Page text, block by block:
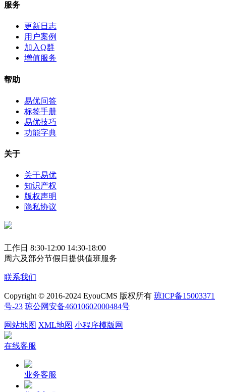
服务
更新日志
用户案例
加入Q群
增值服务
帮助
易优问答
标签手册
易优技巧
功能字典
关于
关于易优
知识产权
版权声明
隐私协议
工作日 8:30-12:00 14:30-18:00
周六及部分节假日提供值班服务
联系我们
Copyright © 2016-2024 EyouCMS 版权所有 琼ICP备15003371
号-23 琼公网安备46010602000484号
网站地图 XML地图 小程序模版网
在线客服
业务客服